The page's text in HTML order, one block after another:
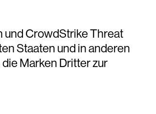
und CrowdStrike Threat
Staaten und in anderen
Marken Dritter zur